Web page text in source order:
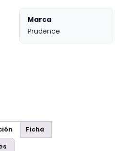
Marca
Prudence
Ficha